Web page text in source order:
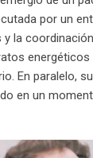
por un
y la
energéticos
En paralelo,
en un